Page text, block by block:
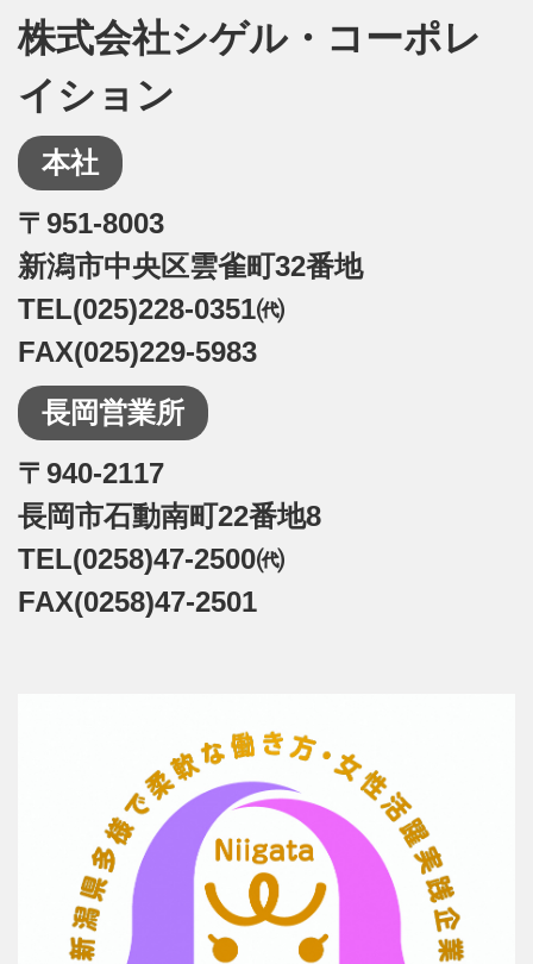
株式会社シゲル・コーポレ
イション
本社
〒951-8003
新潟市中央区雲雀町32番地
TEL(025)228-0351㈹
FAX(025)229-5983
長岡営業所
〒940-2117
長岡市石動南町22番地8
TEL(0258)47-2500㈹
FAX(0258)47-2501